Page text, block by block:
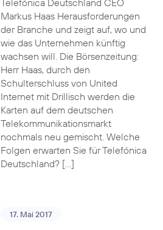
Telefónica Deutschland CEO
Markus Haas Herausforderungen
der Branche und zeigt auf, wo und
wie das Unternehmen künftig
wachsen will. Die Börsenzeitung:
Herr Haas, durch den
Schulterschluss von United
Internet mit Drillisch werden die
Karten auf dem deutschen
Telekommunikationsmarkt
nochmals neu gemischt. Welche
Folgen erwarten Sie für Telefónica
Deutschland? […]
17. Mai 2017